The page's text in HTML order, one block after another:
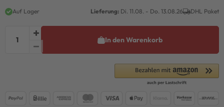
Auf Lager Lieferung: Di. 11.08. - Do. 13.08.26 DHL Paket
In den Warenkorb